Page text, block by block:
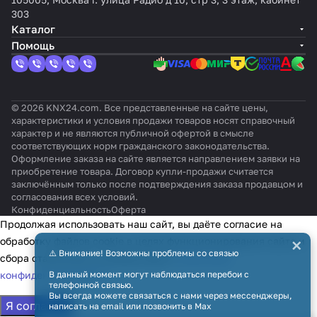
систем
ы
управл
ения
KNX
(сери
и
ECOi,
ECOg
s
(сер
ии
VRF)
ung
(ECOi
(сери
й
VRF)
Dom
estic
и
VRF
line)
INBA
000
(FD,
KX6,
KXR6)
Mide
a
(Com
VRV)
Haier
(VRV)
до 8
внутр
303
Каталог
Помощь
© 2026 KNX24.com. Все представленные на сайте цены,
характеристики и условия продажи товаров носят справочный
характер и не являются публичной офертой в смысле
соответствующих норм гражданского законодательства.
Оформление заказа на сайте является направлением заявки на
приобретение товара. Договор купли-продажи считается
заключённым только после подтверждения заказа продавцом и
согласования всех условий.
КонфиденциальностьОферта
⚠️ Внимание! Возможны проблемы со связью
В данный момент могут наблюдаться перебои с
телефонной связью.
Вы всегда можете связаться с нами через мессенджеры,
написать на email или позвонить в Max
×
Продолжая использовать наш сайт, вы даёте согласие на
обработку файлов cookie в целях функционирования сайта и
сбора статистики в соответствии сполитикой
конфиденциальности
Я согласен